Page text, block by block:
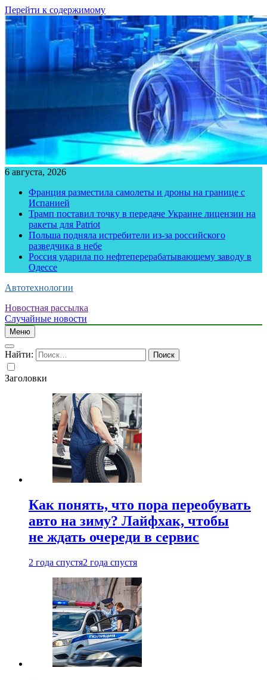
Перейти к содержимому
6 августа, 2026
Франция разместила самолеты и дроны на границе с
Испанией
Трамп поставил точку в передаче Украине лицензии на
ракеты для Patriot
Польша подняла истребители из-за российского
разведчика в небе
Россия ударила по нефтеперерабатывающему заводу в
Одессе
Автотехнологии
Новостная рассылка
Случайные новости
Меню
Найти:
Заголовки
Как понять, что пора переобувать
авто на зиму? Лайфхак, чтобы
не ждать очереди в сервис
2 года спустя2 года спустя